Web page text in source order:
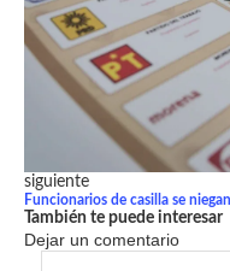
siguiente
Funcionarios de casilla se
También te puede interesar
Dejar un comentario